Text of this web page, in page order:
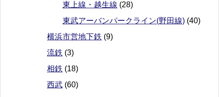
東上線・越生線 (28)
東武アーバンパークライン(野田線) (40)
横浜市営地下鉄 (9)
流鉄 (3)
相鉄 (18)
西武 (60)